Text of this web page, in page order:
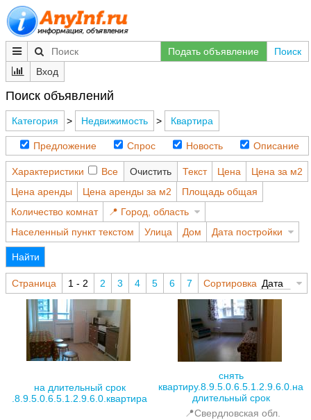
Подать объявление
Поиск
Вход
Поиск объявлений
Категория > Недвижимость > Квартира
Предложение Спрос Новость Описание
Характеристики Все Очистить Текст Цена
Цена за м2
Цена аренды
Цена аренды за м2
Площадь общая
Количество комнат
Город, область
Населенный пункт текстом
Улица Дом Дата постройки
Найти
Страница 1 - 2 2 3 4 5 6 7 Сортировка Дата
на длительный срок
.8.9.5.0.6.5.1.2.9.6.0.квартира
снять
квартиру.8.9.5.0.6.5.1.2.9.6.0.на
длительный срок
📍Свердловская обл.